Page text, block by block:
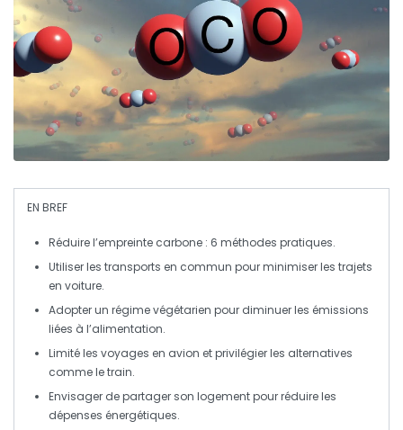
EN BREF
Réduire l’empreinte carbone : 6 méthodes pratiques.
Utiliser les transports en commun pour minimiser les trajets
en voiture.
Adopter un régime végétarien pour diminuer les émissions
liées à l’alimentation.
Limité les voyages en avion et privilégier les alternatives
comme le train.
Envisager departager son logementpour réduire les
dépenses énergétiques.